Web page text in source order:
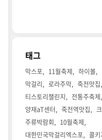
태그
막스포 11월축제 하이볼
막걸리
로라주막 죽전맛집
티스토리챌린지
전통주축제
양재aT센터
죽전역맛집
주류박람회
10월축제
대한민국막걸리엑스포
콜